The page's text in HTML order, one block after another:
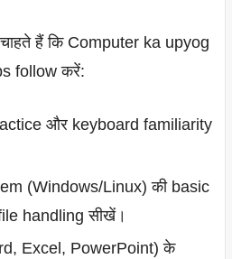
हैं कि Computer ka upyog
follow करें:
और keyboard familiarity
(Windows/Linux) की basic
handling सीखें।
Excel, PowerPoint) के